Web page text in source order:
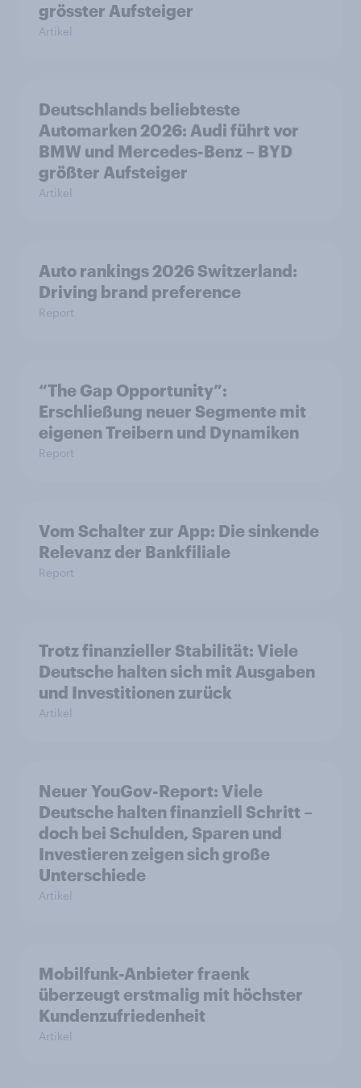
grösster Aufsteiger
Artikel
Deutschlands beliebteste
Automarken 2026: Audi führt vor
BMW und Mercedes-Benz – BYD
größter Aufsteiger
Artikel
Auto rankings 2026 Switzerland:
Driving brand preference
Report
“The Gap Opportunity”:
Erschließung neuer Segmente mit
eigenen Treibern und Dynamiken
Report
Vom Schalter zur App: Die sinkende
Relevanz der Bankfiliale
Report
Trotz finanzieller Stabilität: Viele
Deutsche halten sich mit Ausgaben
und Investitionen zurück
Artikel
Neuer YouGov-Report: Viele
Deutsche halten finanziell Schritt –
doch bei Schulden, Sparen und
Investieren zeigen sich große
Unterschiede
Artikel
Mobilfunk-Anbieter fraenk
überzeugt erstmalig mit höchster
Kundenzufriedenheit
Artikel